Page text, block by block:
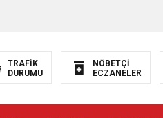
TRAFİK
DURUMU
NÖBETÇİ
ECZANELER